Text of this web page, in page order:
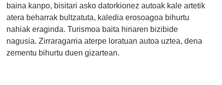
baina kanpo, bisitari asko datorkionez autoak kale artetik
atera beharrak bultzatuta, kaledia erosoagoa bihurtu
nahiak eraginda. Turismoa baita hiriaren bizibide
nagusia. Zirraragarria aterpe loratuan autoa uztea, dena
zementu bihurtu duen gizartean.